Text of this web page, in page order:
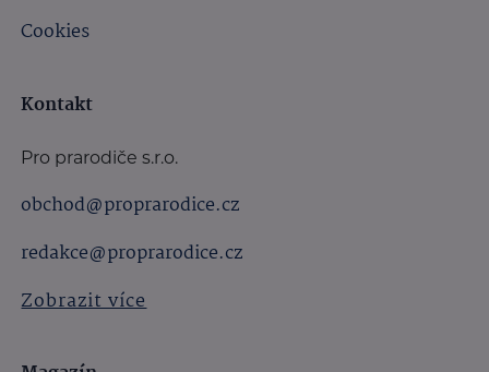
Cookies
Kontakt
Pro prarodiče s.r.o.
obchod@proprarodice.cz
redakce@proprarodice.cz
Zobrazit více